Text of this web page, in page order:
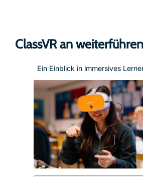
ClassVR an
Ein Einblick in immersives